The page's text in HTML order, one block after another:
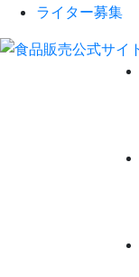
ライター募集